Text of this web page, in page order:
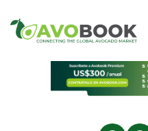
AvoReports